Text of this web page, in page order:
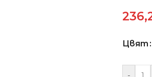
Цвят